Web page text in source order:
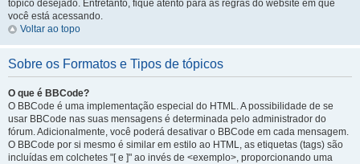
tópico desejado. Entretanto, fique atento para as regras do website em que
você está acessando.
Voltar ao topo
Sobre os Formatos e Tipos de tópicos
O que é BBCode?
O BBCode é uma implementação especial do HTML. A possibilidade de se
usar BBCode nas suas mensagens é determinada pelo administrador do
fórum. Adicionalmente, você poderá desativar o BBCode em cada mensagem.
O BBCode por si mesmo é similar em estilo ao HTML, as etiquetas (tags) são
incluídas em colchetes "[ e ]" ao invés de <exemplo>, proporcionando uma